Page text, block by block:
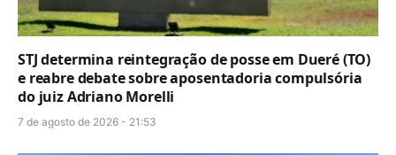
STJ determina reintegração de posse em Dueré (TO)
e reabre debate sobre aposentadoria compulsória
do juiz Adriano Morelli
7 de agosto de 2026 - 21:53